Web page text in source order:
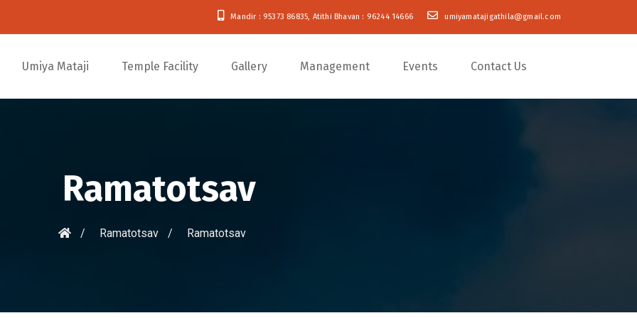
Mandir : 95373 86835, Atithi Bhavan : 96244 14666 umiyamatajigathila@gmail.com
Umiya Mataji Temple Facility Gallery Management Events Contact Us
Ramatotsav
Ramatotsav Ramatotsav